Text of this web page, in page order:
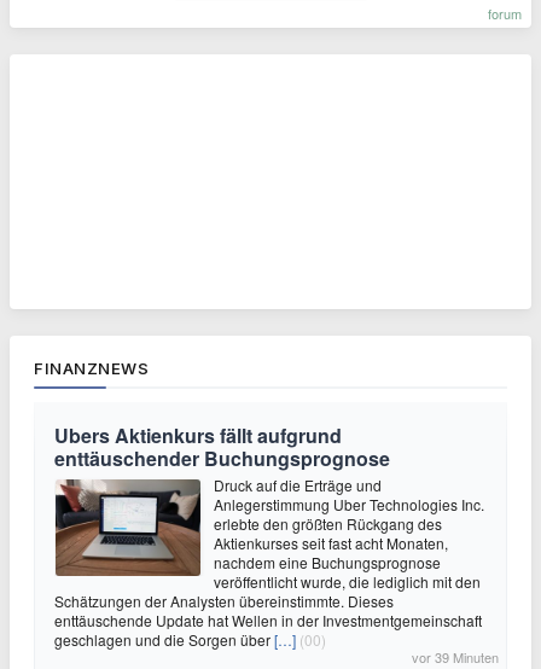
forum
FINANZNEWS
Ubers Aktienkurs fällt aufgrund
enttäuschender Buchungsprognose
Druck auf die Erträge und
Anlegerstimmung Uber Technologies Inc.
erlebte den größten Rückgang des
Aktienkurses seit fast acht Monaten,
nachdem eine Buchungsprognose
veröffentlicht wurde, die lediglich mit den
Schätzungen der Analysten übereinstimmte. Dieses
enttäuschende Update hat Wellen in der Investmentgemeinschaft
geschlagen und die Sorgen über[…] (00)
vor 39 Minuten